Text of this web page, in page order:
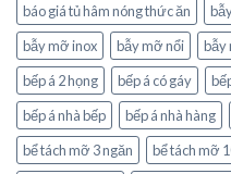
báo giá tủ hâm nóng thức ăn
bẫy mỡ inox
bẫy mỡ nổi bẫy
bếp á 2 họng
bếp á có gáy
bếp á nhà bếp
bếp á nhà hàng
bể tách mỡ 3 ngăn
bể tách mỡ